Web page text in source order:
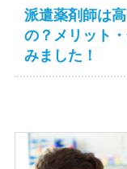
派遣薬剤師は
の？メリット
みました！